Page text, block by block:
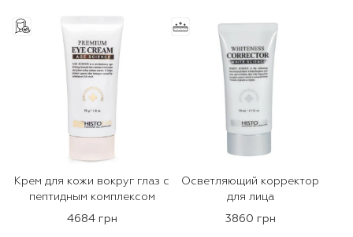
Крем для кожи вокруг глаз с
пептидным комплексом
4684 грн
Осветляющий корректор
для лица
3860 грн